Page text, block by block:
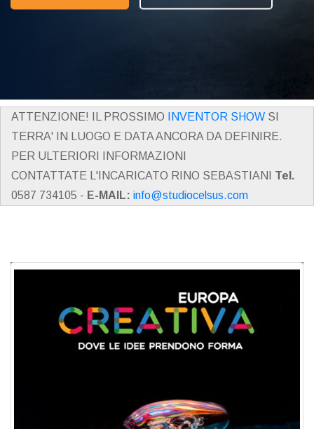
ATTENZIONE! IL PROSSIMO INVENTOR SHOW SI
TERRA' IN LUOGO E DATA ANCORA DA DEFINIRE.
PER ULTERIORI INFORMAZIONI
CONTATTATE L'INCARICATO RINO SEBASTIANI Tel.
0587 734105 - E-MAIL: info@studiocelsus.com